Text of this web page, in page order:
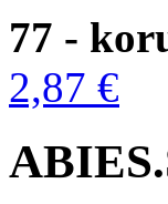
77 -
2,87 €